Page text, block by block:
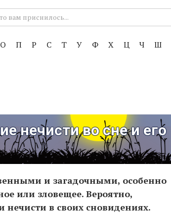
О П Р С Т У Ф Х Ц Ч Ш
нечисти во сне и его
и загадочными, особенно
или зловещее. Вероятно,
нечисти в своих сновидениях.